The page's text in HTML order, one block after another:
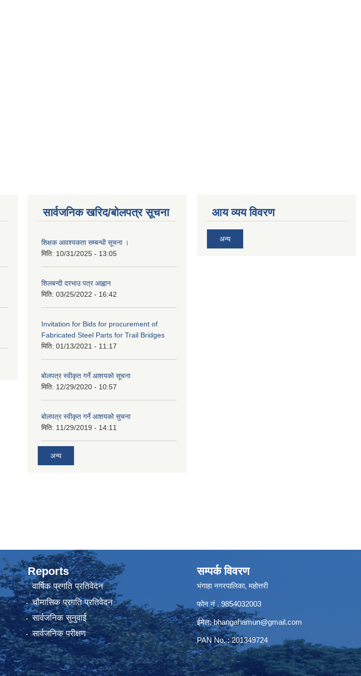
सार्वजनिक खरिद/बोलपत्र सूचना
शिक्षक आवश्यकता सम्बन्धी सूचना ।
मिति: 10/31/2025 - 13:05
शिलबन्दी दरभाउ पत्र आह्वान
मिति: 03/25/2022 - 16:42
Invitation for Bids for procurement of
Fabricated Steel Parts for Trail Bridges
मिति: 01/13/2021 - 11:17
बोलपत्र स्वीकृत गर्ने आशयको सूचना
मिति: 12/29/2020 - 10:57
बोलपत्र स्वीकृत गर्ने आशयको सुचना
मिति: 11/29/2019 - 14:11
अन्य
आय व्यय विवरण
अन्य
Reports
वार्षिक प्रगति प्रतिवेदन
चौमासिक प्रगति प्रतिवेदन
सार्वजनिक सुनुवाई
सार्वजनिक परीक्षण
सम्पर्क विवरण
भंगाहा नगरपालिका, महोत्तरी
फोन नं . 9854032003
ईमेल:bhangahamun@gmail.com
PAN No. : 201349724